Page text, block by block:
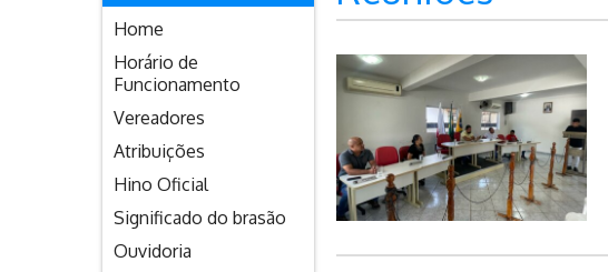
Home
Horário de
Funcionamento
Vereadores
Atribuições
Hino Oficial
Significado do brasão
Ouvidoria